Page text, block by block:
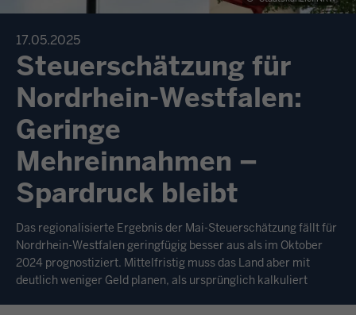
17.05.2025
Steuerschätzung für
Nordrhein-Westfalen:
Geringe
Mehreinnahmen –
Spardruck bleibt
Das regionalisierte Ergebnis der Mai-Steuerschätzung fällt für
Nordrhein-Westfalen geringfügig besser aus als im Oktober
2024 prognostiziert. Mittelfristig muss das Land aber mit
deutlich weniger Geld planen, als ursprünglich kalkuliert